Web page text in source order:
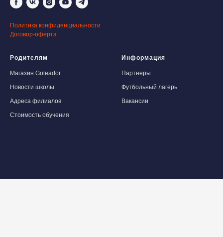
Политика конфиденциальности
Договор-оферта
Родителям
Магазин Goleador
Новости школы
Адреса филиалов
Стоимость обучения
Информация
Партнеры
Футбольный лагерь
Вакансии